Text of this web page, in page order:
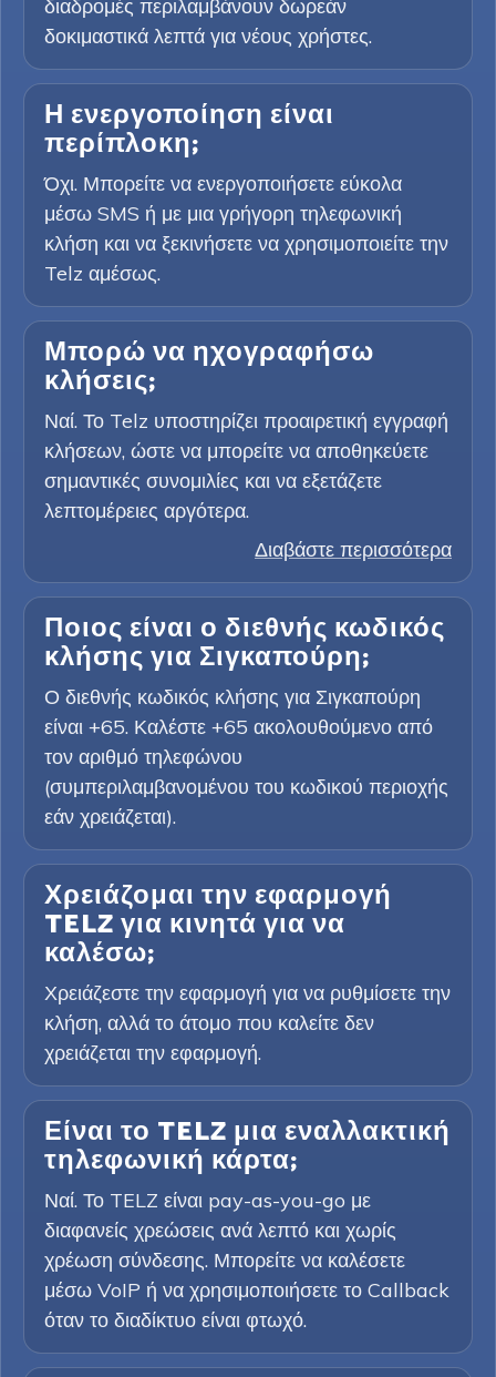
διαδρομές περιλαμβάνουν δωρεάν
δοκιμαστικά λεπτά για νέους χρήστες.
Η ενεργοποίηση είναι
περίπλοκη;
Όχι. Μπορείτε να ενεργοποιήσετε εύκολα
μέσω SMS ή με μια γρήγορη τηλεφωνική
κλήση και να ξεκινήσετε να χρησιμοποιείτε την
Telz αμέσως.
Μπορώ να ηχογραφήσω
κλήσεις;
Ναί. Το Telz υποστηρίζει προαιρετική εγγραφή
κλήσεων, ώστε να μπορείτε να αποθηκεύετε
σημαντικές συνομιλίες και να εξετάζετε
λεπτομέρειες αργότερα.
Διαβάστε περισσότερα
Ποιος είναι ο διεθνής κωδικός
κλήσης για Σιγκαπούρη;
Ο διεθνής κωδικός κλήσης για Σιγκαπούρη
είναι +65. Καλέστε +65 ακολουθούμενο από
τον αριθμό τηλεφώνου
(συμπεριλαμβανομένου του κωδικού περιοχής
εάν χρειάζεται).
Χρειάζομαι την εφαρμογή
TELZ για κινητά για να
καλέσω;
Χρειάζεστε την εφαρμογή για να ρυθμίσετε την
κλήση, αλλά το άτομο που καλείτε δεν
χρειάζεται την εφαρμογή.
Είναι το TELZ μια εναλλακτική
τηλεφωνική κάρτα;
Ναί. Το TELZ είναι pay-as-you-go με
διαφανείς χρεώσεις ανά λεπτό και χωρίς
χρέωση σύνδεσης. Μπορείτε να καλέσετε
μέσω VoIP ή να χρησιμοποιήσετε το Callback
όταν το διαδίκτυο είναι φτωχό.